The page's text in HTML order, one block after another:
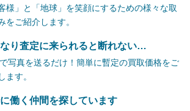
客様」と「地球」を笑顔にするための様々な取
をご紹介します。
り査定に来られると断れない…
写真を送るだけ！簡単に暫定の買取価格をご
ます。
働く仲間を探しています